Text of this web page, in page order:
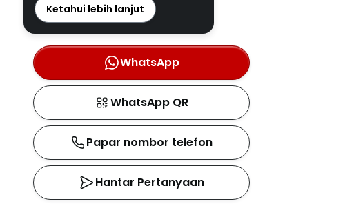
REN: 59150 disahkan
Nombor berdaftar LPEPH
WhatsApp
WhatsApp QR
Papar nombor telefon
Hantar Pertanyaan
Ketahui lebih lanjut